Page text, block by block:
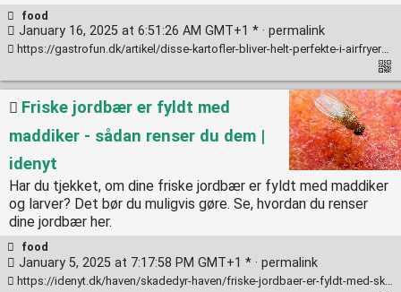
food
January 16, 2025 at 6:51:26 AM GMT+1 * · permalink
https://gastrofun.dk/artikel/disse-kartofler-bliver-helt-perfekte-i-airfryeren-se-den-nemme-opskrift-her/
Friske jordbær er fyldt med
maddiker - sådan renser du dem |
idenyt
Har du tjekket, om dine friske jordbær er fyldt med maddiker
og larver? Det bør du muligvis gøre. Se, hvordan du renser
dine jordbær her.
food
January 5, 2025 at 7:17:58 PM GMT+1 * · permalink
https://idenyt.dk/haven/skadedyr-haven/friske-jordbaer-er-fyldt-med-skjulte-maddiker-saadan-faar-du-dem-ud/